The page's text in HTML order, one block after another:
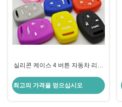
실리콘 케이스 4 버튼 자동차 리모
최고의 가격을 얻으십시오